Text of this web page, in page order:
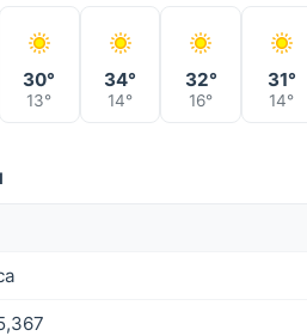
30°
13°
34°
14°
32°
16°
31°
14°